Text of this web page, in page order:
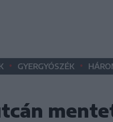
• GYERGYÓSZÉK •